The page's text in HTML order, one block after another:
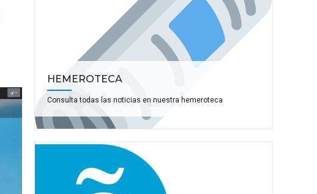
HEMEROTECA
Consulta todas las noticias en nuestra hemeroteca